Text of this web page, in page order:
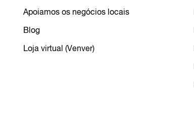
Apoiamos os negócios locais
Blog
Loja virtual (Venver)